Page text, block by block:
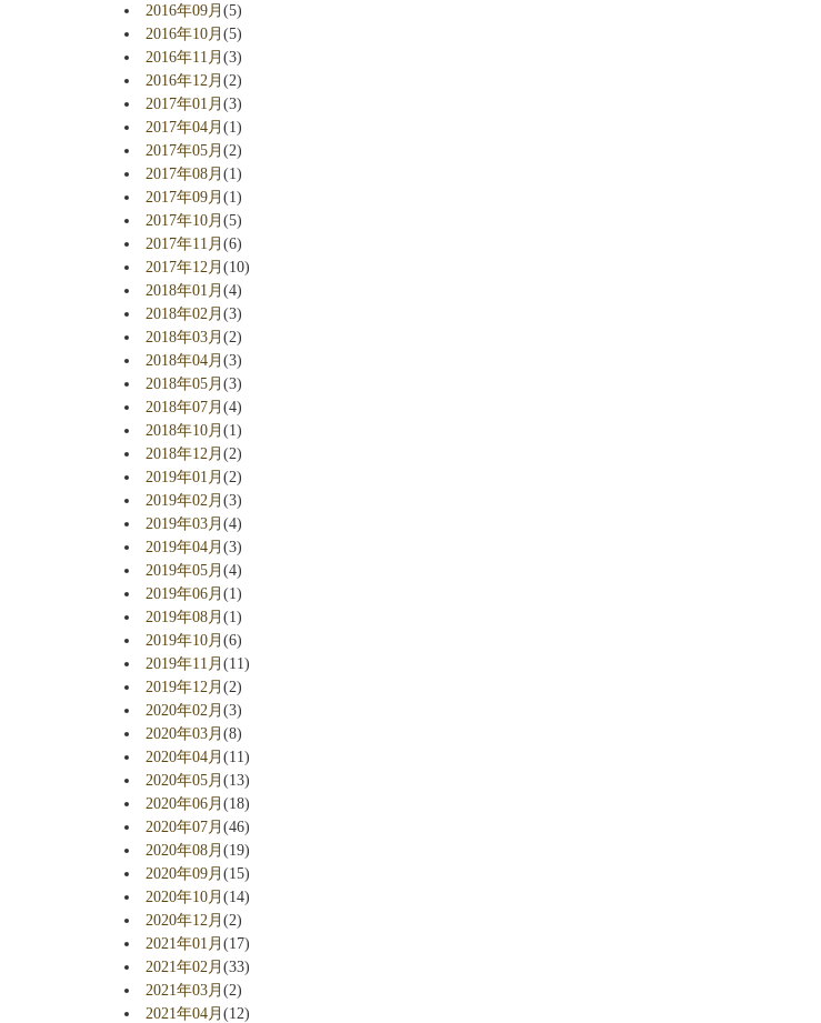
2016年09月(5)
2016年10月(5)
2016年11月(3)
2016年12月(2)
2017年01月(3)
2017年04月(1)
2017年05月(2)
2017年08月(1)
2017年09月(1)
2017年10月(5)
2017年11月(6)
2017年12月(10)
2018年01月(4)
2018年02月(3)
2018年03月(2)
2018年04月(3)
2018年05月(3)
2018年07月(4)
2018年10月(1)
2018年12月(2)
2019年01月(2)
2019年02月(3)
2019年03月(4)
2019年04月(3)
2019年05月(4)
2019年06月(1)
2019年08月(1)
2019年10月(6)
2019年11月(11)
2019年12月(2)
2020年02月(3)
2020年03月(8)
2020年04月(11)
2020年05月(13)
2020年06月(18)
2020年07月(46)
2020年08月(19)
2020年09月(15)
2020年10月(14)
2020年12月(2)
2021年01月(17)
2021年02月(33)
2021年03月(2)
2021年04月(12)